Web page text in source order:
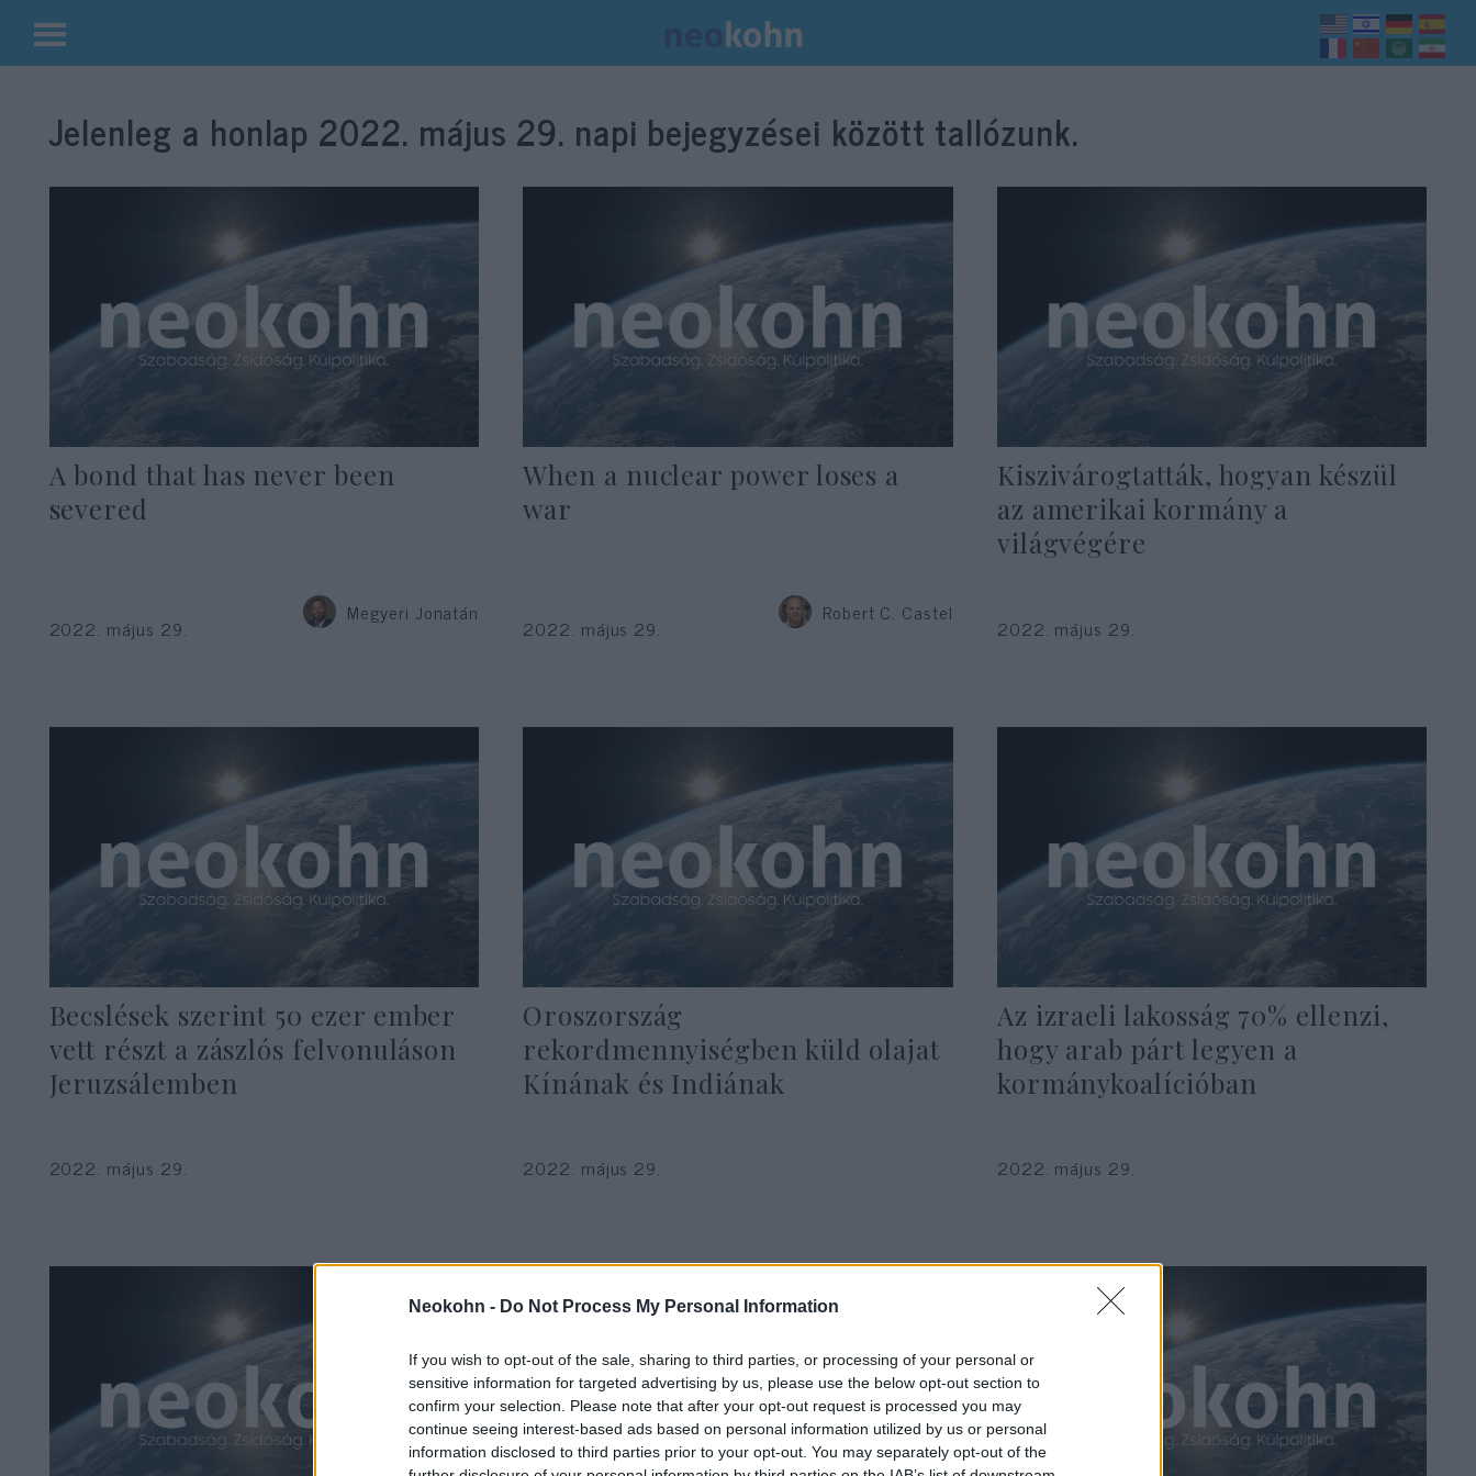
Neokohn - Do Not Process My Personal Information
If you wish to opt-out of the sale, sharing to third parties, or processing of your personal or
sensitive information for targeted advertising by us, please use the below opt-out section to
confirm your selection. Please note that after your opt-out request is processed you may
continue seeing interest-based ads based on personal information utilized by us or personal
information disclosed to third parties prior to your opt-out. You may separately opt-out of the
Kilépés
tartalombaJelenleg a honlap 2022. május 29. napi bejegyzései között tallózunk.
A bond that has never been
severed
Megyeri Jonatán
2022. május 29.
When a nuclear power loses a
war
Robert C. Castel
2022. május 29.
Kiszivárogtatták, hogyan készül
az amerikai kormány a
világvégére
2022. május 29.
Becslések szerint 50 ezer ember
vett részt a zászlós felvonuláson
Jeruzsálemben
2022. május 29.
Oroszország
rekordmennyiségben küld olajat
Kínának és Indiának
2022. május 29.
Az izraeli lakosság 70% ellenzi,
hogy arab párt legyen a
kormánykoalícióban
2022. május 29.